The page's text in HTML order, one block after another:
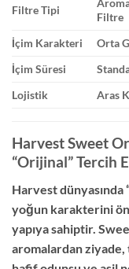
Filtre Tipi
Filtre
İçim Karakteri
Orta
İçim Süresi
Lojistik
Aras
Harvest Sweet
“Orijinal” Tercih
Harvest
yoğun karakterini ön
yapıya sahiptir.
aromalardan